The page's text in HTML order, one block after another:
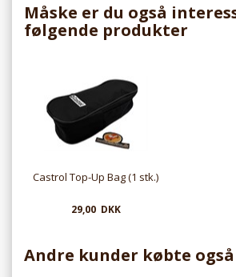
Måske er du også
følgende produkter
Castrol Top-Up Bag (1 stk.)
29,00 DKK
Andre kunder købte også